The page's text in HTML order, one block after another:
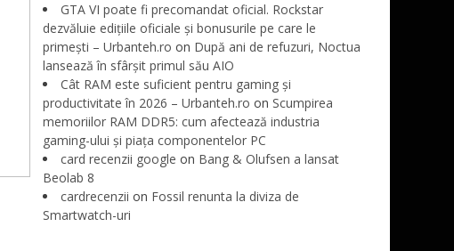
GTA VI poate fi precomandat oficial. Rockstar
dezvăluie edițiile oficiale și bonusurile pe care le
primești – Urbanteh.ro on După ani de refuzuri, Noctua
lansează în sfârșit primul său AIO
Cât RAM este suficient pentru gaming și
productivitate în 2026 – Urbanteh.ro on Scumpirea
memoriilor RAM DDR5: cum afectează industria
gaming-ului și piața componentelor PC
card recenzii google on Bang & Olufsen a lansat
Beolab 8
cardrecenzii on Fossil renunta la diviza de
Smartwatch-uri